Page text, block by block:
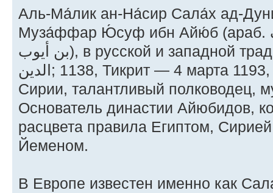
Аль-Ма́лик ан-На́сир Сала́х ад-
Муза́ффар Ю́суф ибн Айю́б (араб. الملك الناصر أبو المظفر يوسف
بن أيوب‎‎), в русской и западной традиции Салади́н (араб. صلاح
الدين‎‎; 1138, Тикрит — 4 марта 1193, Дамаск) — султан Египта и
Сирии, талантливый полководец,
Основатель династии Айюбидов,
расцвета правила Египтом,
Йеменом.
В Европе известен именно как